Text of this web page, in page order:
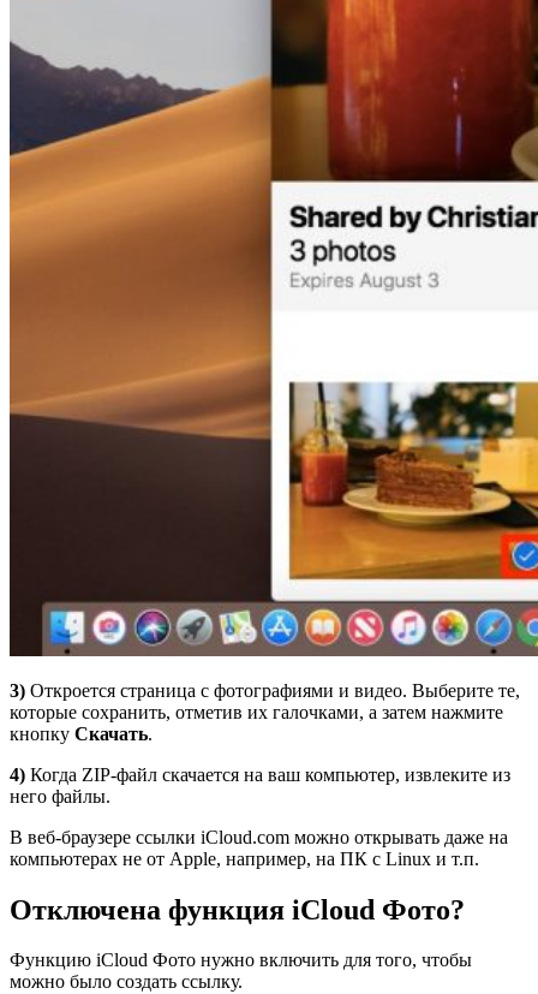
3) Откроется страница с фотографиями и видео. Выберите те,
которые сохранить, отметив их галочками, а затем нажмите
кнопку Скачать.
4) Когда ZIP-файл скачается на ваш компьютер, извлеките из
него файлы.
В веб-браузере ссылки iCloud.com можно открывать даже на
компьютерах не от Apple, например, на ПК с Linux и т.п.
Отключена функция iCloud Фото?
Функцию iCloud Фото нужно включить для того, чтобы
можно было создать ссылку.